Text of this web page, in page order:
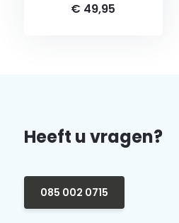
€ 49,95
Heeft u vragen?
085 002 0715